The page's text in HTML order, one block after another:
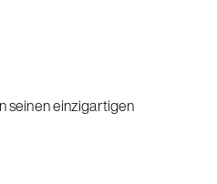
seinen einzigartigen